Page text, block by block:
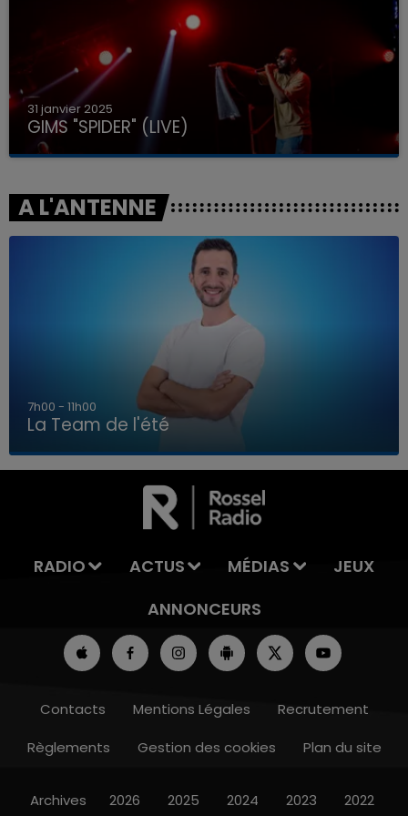
LA TEAM DE L'ÉTÉ
31 janvier 2025
GIMS "SPIDER" (LIVE)
A L'ANTENNE
7h00 - 11h00
La Team de l'été
RADIO ACTUS MÉDIAS
JEUX
ANNONCEURS
Contacts Mentions Légales
Recrutement
Règlements
Gestion des cookies Plan du site
Archives 2026 2025 2024 2023 2022